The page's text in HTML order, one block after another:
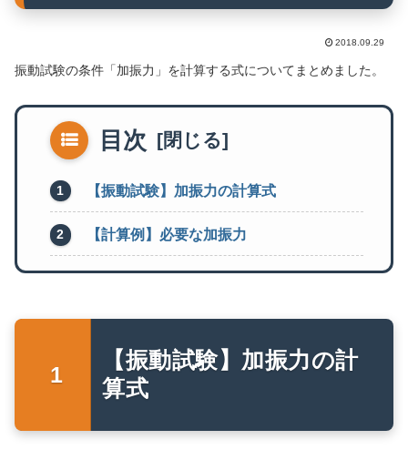
2018.09.29
振動試験の条件「加振力」を計算する式についてまとめました。
目次
【振動試験】加振力の計算式
【計算例】必要な加振力
【振動試験】加振力の計
算式